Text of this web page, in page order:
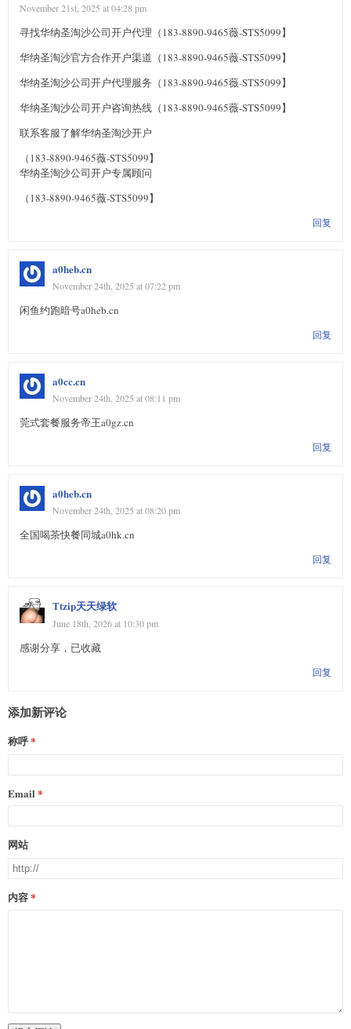
November 21st, 2025 at 04:28 pm
寻找华纳圣淘沙公司开户代理（183-8890-9465薇-STS5099】
华纳圣淘沙官方合作开户渠道（183-8890-9465薇-STS5099】
华纳圣淘沙公司开户代理服务（183-8890-9465薇-STS5099】
华纳圣淘沙公司开户咨询热线（183-8890-9465薇-STS5099】
联系客服了解华纳圣淘沙开户
（183-8890-9465薇-STS5099】
华纳圣淘沙公司开户专属顾问
（183-8890-9465薇-STS5099】
回复
a0heb.cn
November 24th, 2025 at 07:22 pm
闲鱼约跑暗号a0heb.cn
回复
a0cc.cn
November 24th, 2025 at 08:11 pm
莞式套餐服务帝王a0gz.cn
回复
a0heb.cn
November 24th, 2025 at 08:20 pm
全国喝茶快餐同城a0hk.cn
回复
Ttzip天天绿软
June 18th, 2026 at 10:30 pm
感谢分享，已收藏
回复
添加新评论
称呼
Email
网站
内容